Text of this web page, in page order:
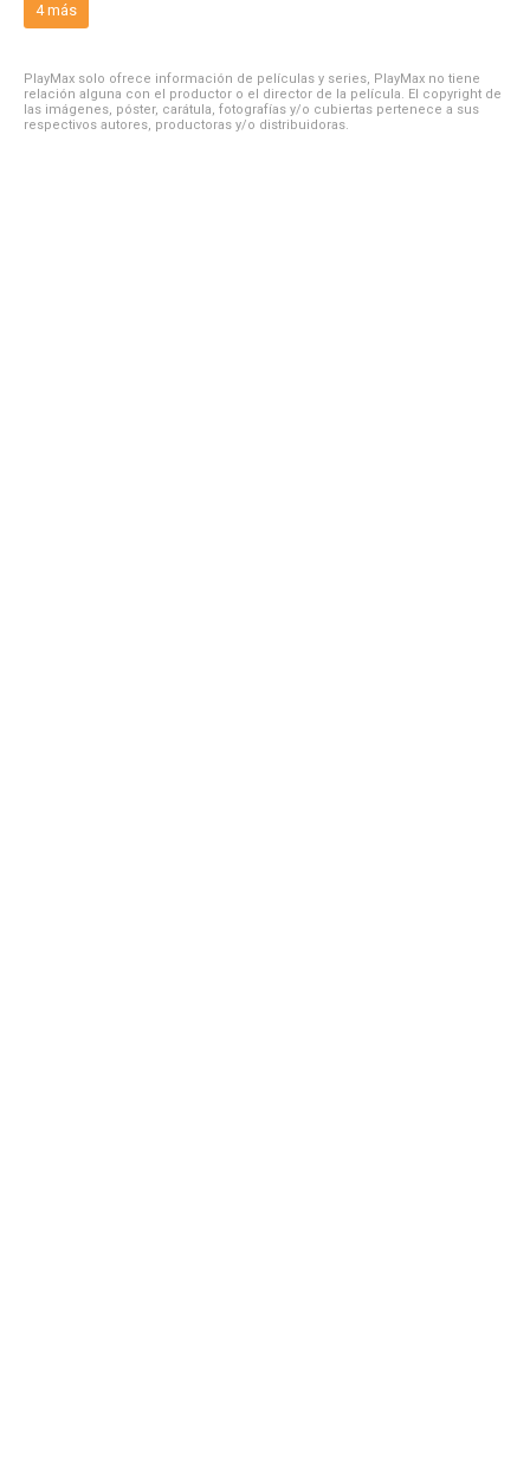
4 más
PlayMax solo ofrece información de películas y series, PlayMax no tiene
relación alguna con el productor o el director de la película. El copyright de
las imágenes, póster, carátula, fotografías y/o cubiertas pertenece a sus
respectivos autores, productoras y/o distribuidoras.